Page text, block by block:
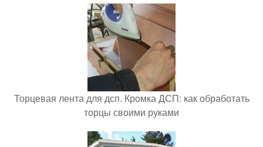
Торцевая лента для дсп. Кромка ДСП: как обработать
торцы своими руками